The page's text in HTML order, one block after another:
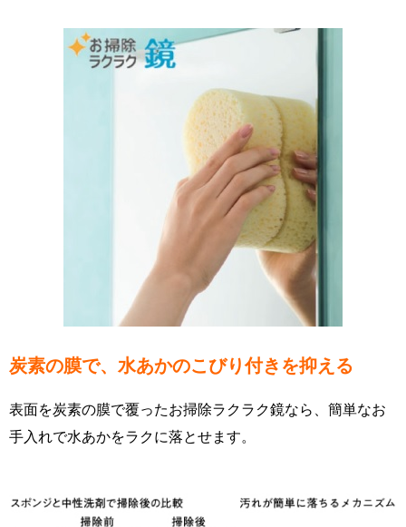
炭素の膜で、水あかのこびり付きを抑える
表面を炭素の膜で覆ったお掃除ラクラク鏡なら、簡単なお
手入れで水あかをラクに落とせます。